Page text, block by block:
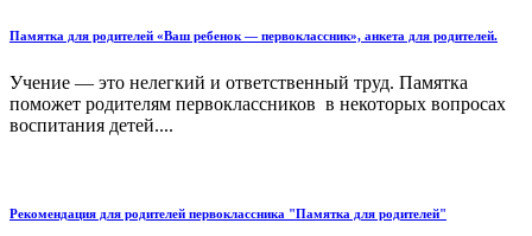
Памятка для родителей «Ваш ребенок — первоклассник», анкета для родителей.
Учение — это нелегкий и ответственный труд. Памятка
поможет родителям первоклассников в некоторых вопросах
воспитания детей....
Рекомендация для родителей первоклассника "Памятка для родителей"